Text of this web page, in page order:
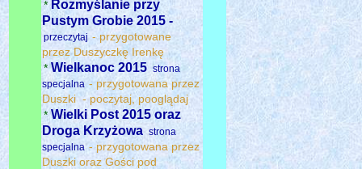
* Rozmyślanie przy
Pustym Grobie 2015 -
przeczytaj - przygotowane
przez Duszyczkę Irenkę
*Wielkanoc 2015 strona
specjalna - przygotowana przez
Duszki - poczytaj, pooglądaj
*Wielki Post 2015 oraz
Droga Krzyżowa strona
specjalna- przygotowana przez
Duszki oraz Gości pod